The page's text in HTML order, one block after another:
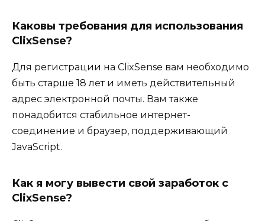
Каковы требования для использования
ClixSense?
Для регистрации на ClixSense вам необходимо
быть старше 18 лет и иметь действительный
адрес электронной почты. Вам также
понадобится стабильное интернет-
соединение и браузер, поддерживающий
JavaScript.
Как я могу вывести свой заработок с
ClixSense?